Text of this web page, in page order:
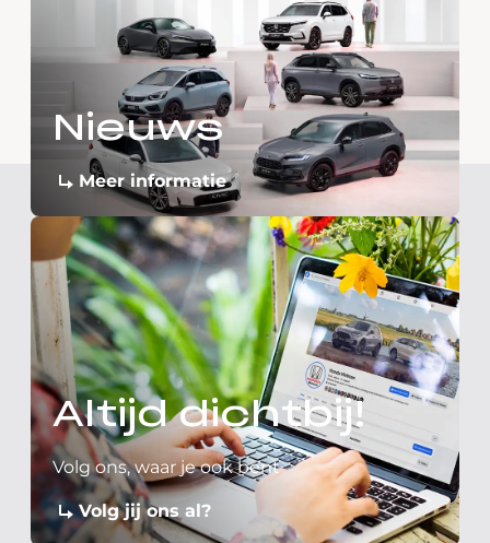
Nieuws
Meer informatie
Altijd dichtbij!
Volg ons, waar je ook bent
Volg jij ons al?